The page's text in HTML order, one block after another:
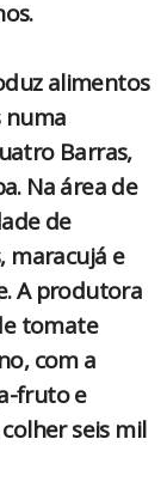
alimentos
numa
Barras,
Na área de
de
maracujá e
A produtora
tomate
com a
fruto e
seis mil